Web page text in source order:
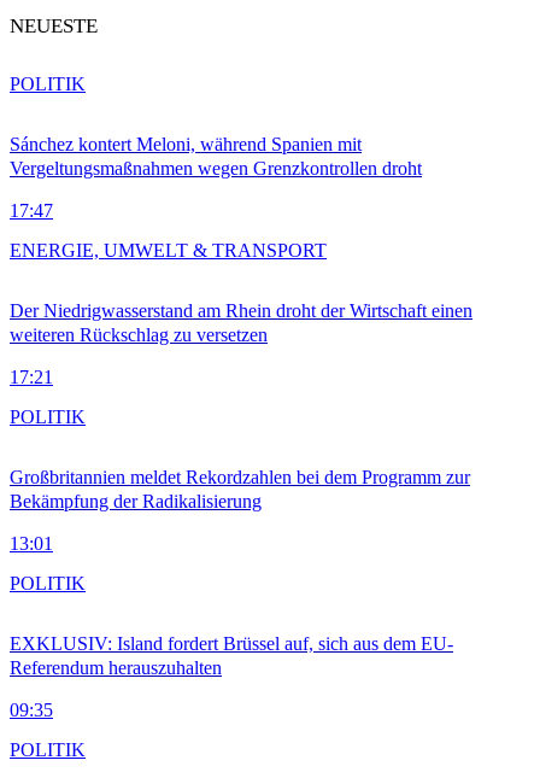
NEUESTE
Sánchez kontert Meloni, während Spanien mit
Vergeltungsmaßnahmen wegen Grenzkontrollen droht
17:47
POLITIK
Der Niedrigwasserstand am Rhein droht der Wirtschaft einen
weiteren Rückschlag zu versetzen
17:21
ENERGIE, UMWELT & TRANSPORT
Großbritannien meldet Rekordzahlen bei dem Programm zur
Bekämpfung der Radikalisierung
13:01
POLITIK
EXKLUSIV: Island fordert Brüssel auf, sich aus dem EU-
Referendum herauszuhalten
09:35
POLITIK
POLITIK